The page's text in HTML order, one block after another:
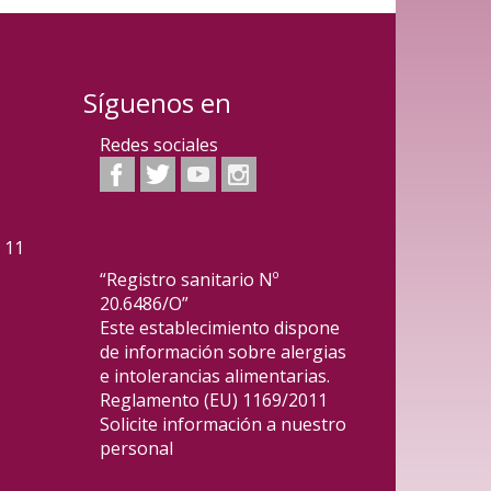
Síguenos en
Redes sociales
“Registro sanitario Nº
20.6486/O”
Este establecimiento dispone
de información sobre alergias
e intolerancias alimentarias.
Reglamento (EU) 1169/2011
Solicite información a nuestro
personal